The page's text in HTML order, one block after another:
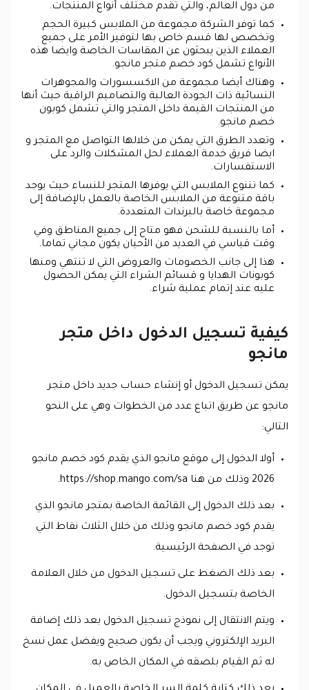
من دول العالم، والتي تقدم مختلف أنواع المنتجات.
كما توفر الشركة مجموعة من الملابس كبيرة الحجم
وتخصص لها قسم خاص بها لتوفير الأمر على جميع
العملاء الذين يبحثون عن المقاسات الخاصة وايضا هذه
الأنواع تشمل كود خصم متجر مانجو.
وهناك أيضا مجموعة من الاكسسورات والمجوهرات
النسائية ذات الجودة العالية والتصاميم الراقية حيث أنها
من المنتجات القيمة داخل المتجر والتي تشمل كوبون
خصم مانجو.
وتعدد الطرق التي يمكن من خلالها التواصل مع المتجر و
ايضا فريق خدمة العملاء لحل المشكلات والرد على
الاستفسارات.
كما تتنوع الملابس التي يوفرها المتجر للنساء حيث يوجد
باقة متنوعة من الملابس الخاصة بالعمل بالإضافة إلى
مجموعة خاصة بالبرندات المتعددة.
أما بالنسبة للشحن فهو متاح إلى جميع المناطق وفي
وقت قياسي في العديد من الأحيان يكون مجاني تماما.
هذا إلى جانب الخصومات والعروض التي لا تنتهي ومنها
كوبونات الهدايا و قسائم الشراء التي يمكن الحصول
عليه عند إتمام عملية شراء.
كيفية تسجيل الدخول داخل متجر
مانجو
يمكن تسجيل الدخول أو إنشاء حساب جديد داخل متجر
مانجو عن طريق اتباع عدد من الخطوات وهي على النحو
التالي:
أولا الدخول إلى موقع مانجو الذي يقدم كود خصم مانجو
2026 وذلك من هنا https://shop.mango.com/sa.
بعد ذلك الدخول إلى القائمة الخاصة بمتجر مانجو الذي
يقدم كود خصم مانجو وذلك من خلال الثلاث نقاط التي
توجد في الصفحة الرئيسية.
بعد ذلك الضغط على تسجيل الدخول من خلال العلامة
الخاصة بتسجيل الدخول.
ويتم الانتقال إلى نموذج تسجيل الدخول بعد ذلك إضافة
البريد الإلكتروني ويجب أن يكون صحيح ويفضل عمل نسخ
له ثم القيام بلصقه في المكان الخاص به.